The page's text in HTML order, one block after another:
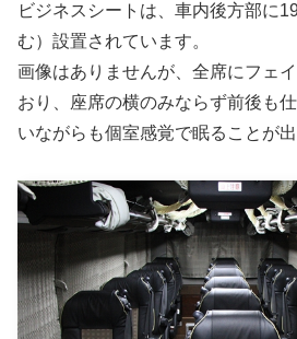
ビジネスシートは、車内後方部に
む）設置されています。
画像はありませんが、全席にフェ
おり、座席の横のみならず前後も
いながらも個室感覚で眠ることが出